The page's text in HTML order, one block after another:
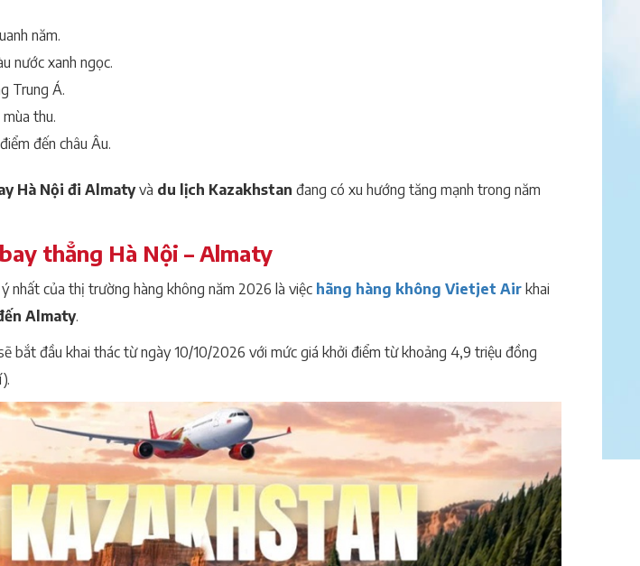
năm.
nước xanh ngọc.
Trung Á.
thu.
đến châu Âu.
Hà Nội đi Almatyvà du lịch Kazakhstan đang có xu hướng tăng mạnh trong năm
thẳng Hà Nội – Almaty
nhất của thị trường hàng không năm 2026 là việc hãng hàng không Vietjet Air khai
Almaty.
bắt đầu khai thác từ ngày 10/10/2026 với mức giá khởi điểm từ khoảng 4,9 triệu đồng